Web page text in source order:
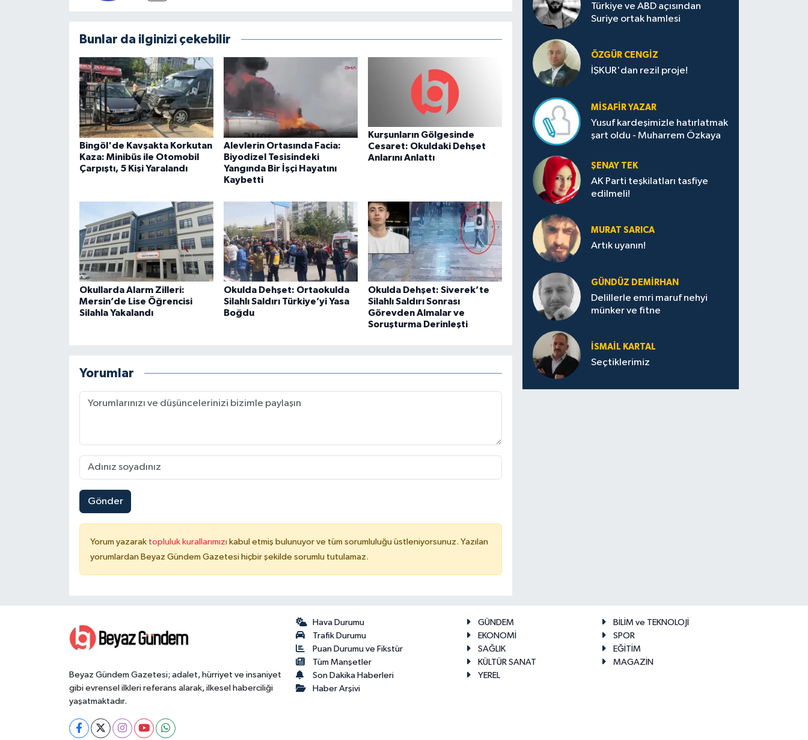
Bunlar da ilginizi çekebilir
Bingöl'de Kavşakta Korkutan
Kaza: Minibüs ile Otomobil
Çarpıştı, 5 Kişi Yaralandı
Alevlerin Ortasında Facia:
Biyodizel Tesisindeki
Yangında Bir İşçi Hayatını
Kaybetti
Kurşunların Gölgesinde
Cesaret: Okuldaki Dehşet
Anlarını Anlattı
Okullarda Alarm Zilleri:
Mersin’de Lise Öğrencisi
Silahla Yakalandı
Okulda Dehşet: Ortaokulda
Silahlı Saldırı Türkiye’yi Yasa
Boğdu
Okulda Dehşet: Siverek’te
Silahlı Saldırı Sonrası
Görevden Almalar ve
Soruşturma Derinleşti
Yorumlar
Gönder
Yorum yazarak topluluk kurallarımızı kabul etmiş bulunuyor ve tüm sorumluluğu üstleniyorsunuz. Yazılan
yorumlardan Beyaz Gündem Gazetesi hiçbir şekilde sorumlu tutulamaz.
Türkiye ve ABD açısından
Suriye ortak hamlesi
ÖZGÜR CENGIZ
İŞKUR'dan rezil proje!
MISAFIR YAZAR
Yusuf kardeşimizle hatırlatmak
şart oldu - Muharrem Özkaya
ŞENAY TEK
AK Parti teşkilatları tasfiye
edilmeli!
MURAT SARICA
Artık uyanın!
GÜNDÜZ DEMIRHAN
Delillerle emri maruf nehyi
münker ve fitne
İSMAIL KARTAL
Seçtiklerimiz
Beyaz Gündem Gazetesi; adalet, hürriyet ve insaniyet
gibi evrensel ilkleri referans alarak, ilkesel haberciliği
yaşatmaktadır.
Hava Durumu
Trafik Durumu
Puan Durumu ve Fikstür
Tüm Manşetler
Son Dakika Haberleri
Haber Arşivi
GÜNDEM
BİLİM ve TEKNOLOJİ
EKONOMİ
SPOR
SAĞLIK
EĞİTİM
KÜLTÜR SANAT
MAGAZİN
YEREL